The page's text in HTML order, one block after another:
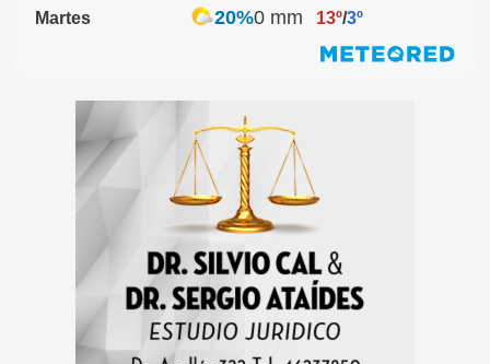
Martes
20%0 mm 13º/3º